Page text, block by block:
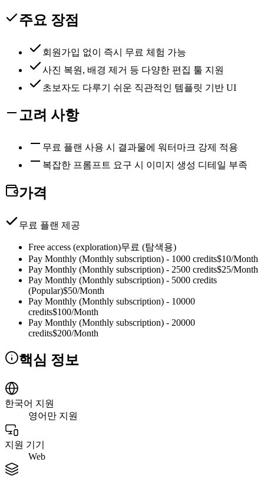
주요 장점
회원가입 없이 즉시 무료 체험 가능
사진 복원, 배경 제거 등 다양한 편집 툴 지원
초보자도 다루기 쉬운 직관적인 템플릿 기반 UI
고려 사항
무료 플랜 사용 시 결과물에 워터마크 강제 적용
복잡한 프롬프트 요구 시 이미지 생성 디테일 부족
가격
무료 플랜 제공
Free access (exploration)무료 (탐색용)
Pay Monthly (Monthly subscription) - 1000 credits$10/Month
Pay Monthly (Monthly subscription) - 2500 credits$25/Month
Pay Monthly (Monthly subscription) - 5000 credits
(Popular)$50/Month
Pay Monthly (Monthly subscription) - 10000
credits$100/Month
Pay Monthly (Monthly subscription) - 20000
credits$200/Month
핵심 정보
한국어 지원
영어만 지원
지원 기기
Web